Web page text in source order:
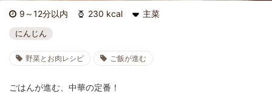
9～12分以内 230 kcal 主菜
にんじん
野菜とお肉レシピ ご飯が進む
ごはんが進む、中華の定番！